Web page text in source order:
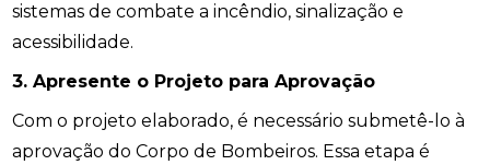
sistemas de combate a incêndio, sinalização e
acessibilidade.
3. Apresente o Projeto para Aprovação
Com o projeto elaborado, é necessário submetê-lo à
aprovação do Corpo de Bombeiros. Essa etapa é